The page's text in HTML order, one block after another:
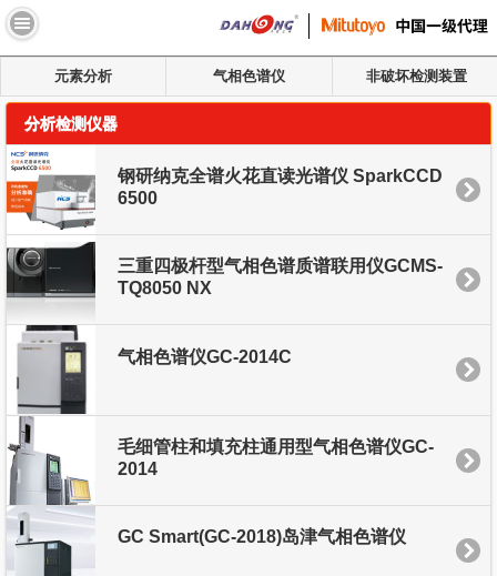
元素分析 气相色谱仪 非破坏检测装置
分析检测仪器
钢研纳克全谱火花直读光谱仪 SparkCCD
6500
三重四极杆型气相色谱质谱联用仪GCMS-
TQ8050 NX
气相色谱仪GC-2014C
毛细管柱和填充柱通用型气相色谱仪GC-
2014
GC Smart(GC-2018)岛津气相色谱仪
//